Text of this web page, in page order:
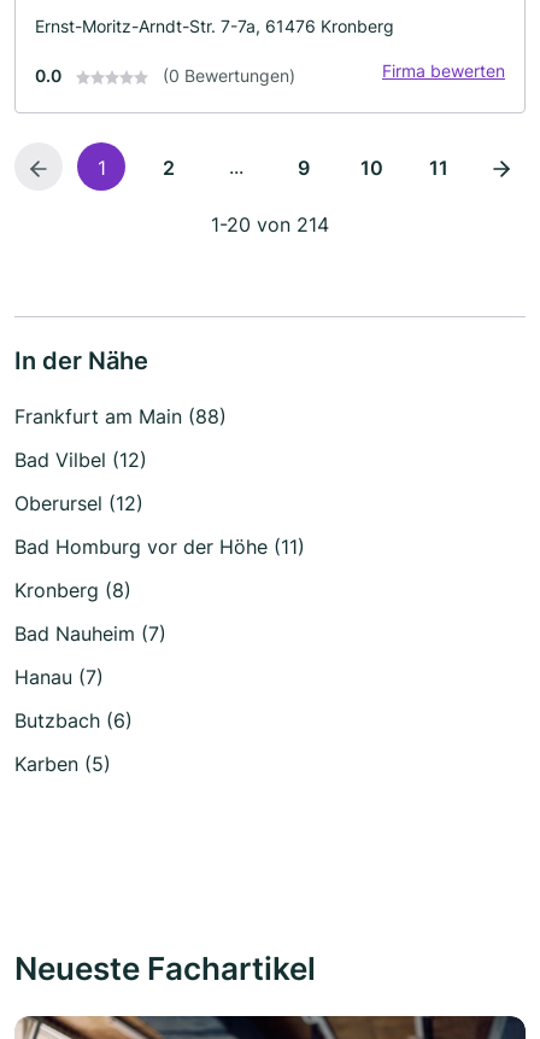
Ernst-Moritz-Arndt-Str. 7-7a, 61476 Kronberg
0.0 (0 Bewertungen) Firma bewerten
1 2 ... 9 10 11
1-20 von 214
In der Nähe
Frankfurt am Main (88)
Bad Vilbel (12)
Oberursel (12)
Bad Homburg vor der Höhe (11)
Kronberg (8)
Bad Nauheim (7)
Hanau (7)
Butzbach (6)
Karben (5)
Neueste Fachartikel